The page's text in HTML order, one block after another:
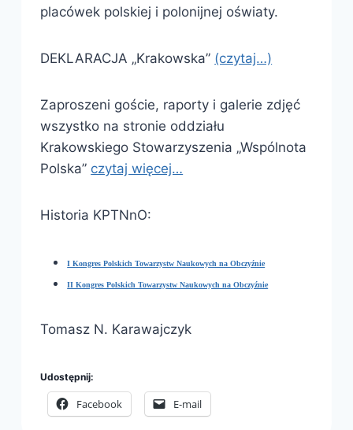
placówek polskiej i polonijnej oświaty.
DEKLARACJA „Krakowska” (czytaj…)
Zaproszeni goście, raporty i galerie zdjęć
wszystko na stronie oddziału
Krakowskiego Stowarzyszenia „Wspólnota
Polska” czytaj więcej…
Historia KPTNnO:
I Kongres Polskich Towarzystw Naukowych na Obczyźnie
II Kongres Polskich Towarzystw Naukowych na Obczyźnie
Tomasz N. Karawajczyk
Udostępnij:
Facebook E-mail